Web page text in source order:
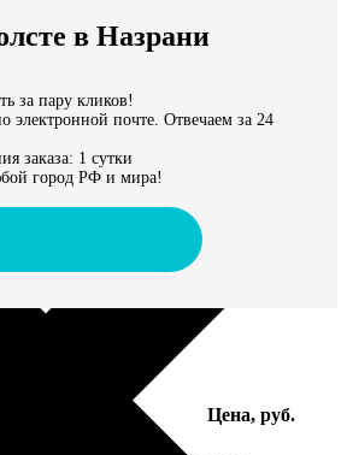
мирув Назрани
за пару кликов!
электронной почте. Отвечаем за 24
заказа: 1 сутки
город РФ и мира!
Цена, руб.